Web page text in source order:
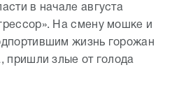
в начале августа
На смену мошке и
жизнь горожан
пришли злые от голода